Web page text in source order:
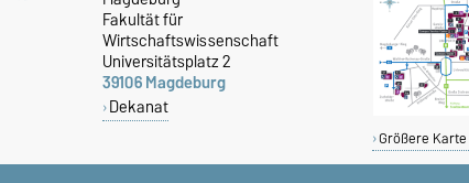
Fakultät für
Wirtschaftswissenschaft
Universitätsplatz 2
39106 Magdeburg
Dekanat
Größere